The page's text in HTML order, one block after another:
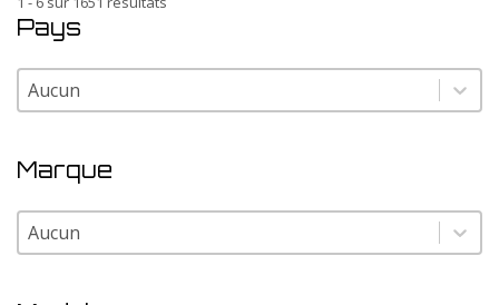
Pays
Pays
Pays
Marque
Marque
Marque